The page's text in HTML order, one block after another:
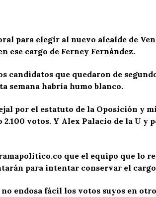
para elegir al nuevo alcalde de
ese cargo de Ferney Fernández.
candidatos que quedaron de
semana habría humo blanco.
por el estatuto de la Oposición y
votos. Y Alex Palacio de la U y
que el equipo que lo
para intentar conservar el
endosa fácil los votos suyos en